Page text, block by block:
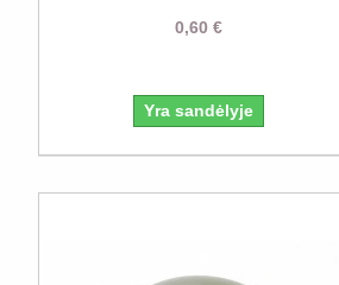
0,60 €
Yra sandėlyje